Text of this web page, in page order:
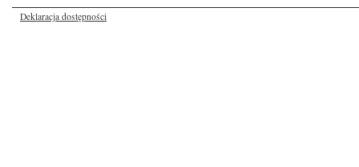
Deklaracja dostępności